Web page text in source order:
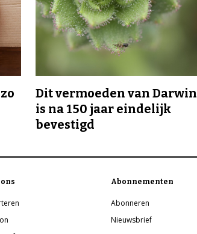
Dit vermoeden van Darwin
is na 150 jaar eindelijk
bevestigd
Abonnementen
Abonneren
Nieuwsbrief